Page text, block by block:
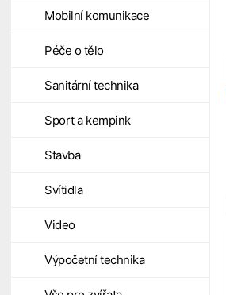
Mobilní komunikace
Péče o tělo
Sanitární technika
Sport a kempink
Stavba
Svítidla
Video
Výpočetní technika